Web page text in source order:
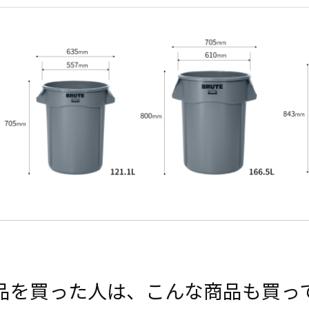
を買った人は、こんな商品も買っ